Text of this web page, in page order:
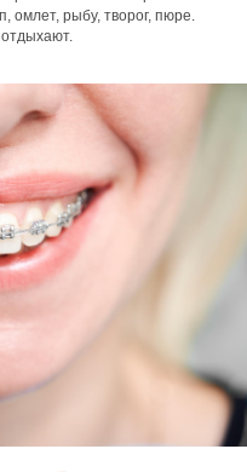
омлет, рыбу, творог, пюре.